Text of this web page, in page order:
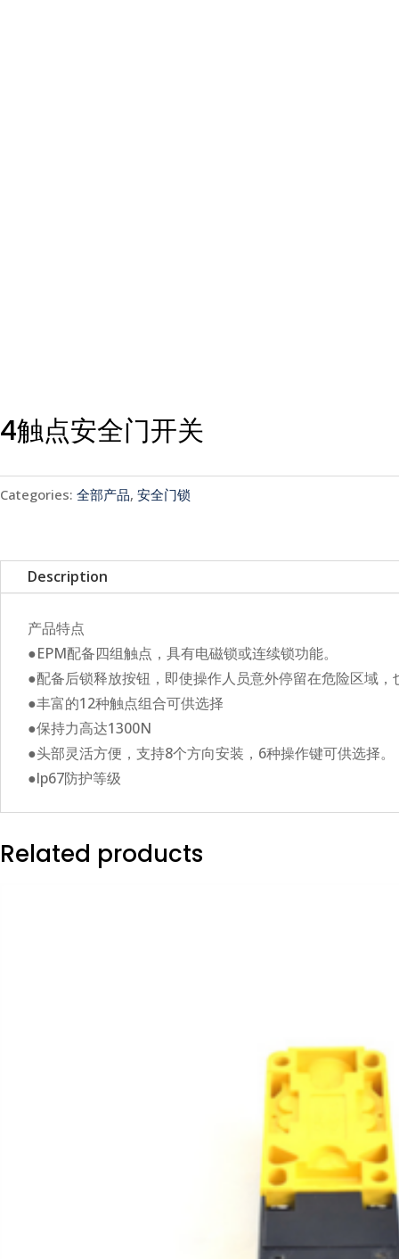
4触点安全门开关
Categories: 全部产品, 安全门锁
Description
产品特点
●EPM配备四组触点，具有电磁锁或连续锁功能。
●配备后锁释放按钮，即使操作人员意外停留在危险区域，
●丰富的12种触点组合可供选择
●保持力高达1300N
●头部灵活方便，支持8个方向安装，6种操作键可供选择。
●lp67防护等级
Related products